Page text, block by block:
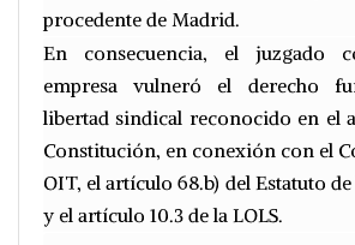
procedente de Madrid.
En consecuencia, el juzgado
empresa vulneró el derecho
libertad sindical reconocido en el
Constitución, en conexión con el
OIT, el artículo 68.b) del Estatuto
y el artículo 10.3 de la LOLS.